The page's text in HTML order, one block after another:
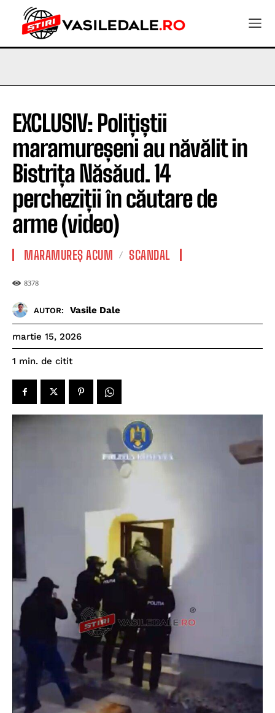
EXCLUSIV: Polițiștii
maramureșeni au năvălit in
Bistrița Năsăud. 14
percheziții în căutare de
arme (video)
MARAMUREȘ ACUM SCANDAL
8378
AUTOR: Vasile Dale
martie 15, 2026
1 min. de citit